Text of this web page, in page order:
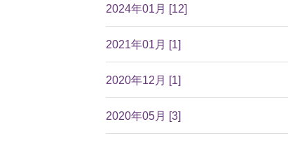
2024年01月 [12]
2021年01月 [1]
2020年12月 [1]
2020年05月 [3]